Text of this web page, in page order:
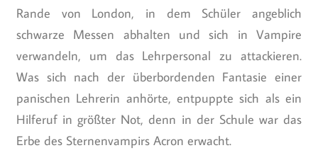
Rande von London, in dem Schüler angeblich
schwarze Messen abhalten und sich in Vampire
verwandeln, um das Lehrpersonal zu attackieren.
Was sich nach der überbordenden Fantasie einer
panischen Lehrerin anhörte, entpuppte sich als ein
Hilferuf in größter Not, denn in der Schule war das
Erbe des Sternenvampirs Acron erwacht.